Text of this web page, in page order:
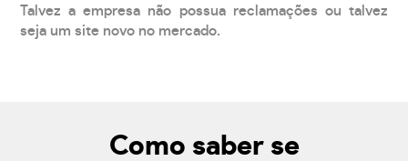
Talvez a empresa não possua reclamações ou talvez
seja um site novo no mercado.
Como saber se